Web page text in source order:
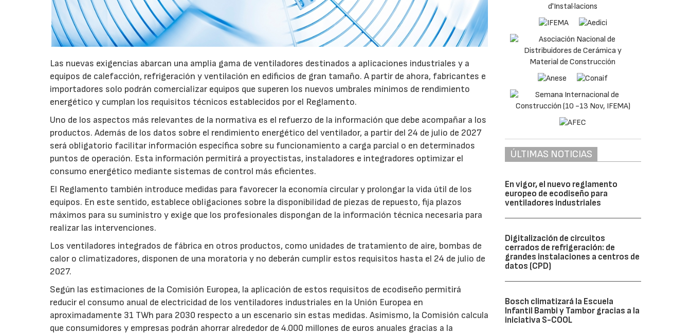
Las nuevas exigencias abarcan una amplia gama de ventiladores destinados a aplicaciones industriales y a
equipos de calefacción, refrigeración y ventilación en edificios de gran tamaño. A partir de ahora, fabricantes e
importadores solo podrán comercializar equipos que superen los nuevos umbrales mínimos de rendimiento
energético y cumplan los requisitos técnicos establecidos por el Reglamento.
Uno de los aspectos más relevantes de la normativa es el refuerzo de la información que debe acompañar a los
productos. Además de los datos sobre el rendimiento energético del ventilador, a partir del 24 de julio de 2027
será obligatorio facilitar información específica sobre su funcionamiento a carga parcial o en determinados
puntos de operación. Esta información permitirá a proyectistas, instaladores e integradores optimizar el
consumo energético mediante sistemas de control más eficientes.
El Reglamento también introduce medidas para favorecer la economía circular y prolongar la vida útil de los
equipos. En este sentido, establece obligaciones sobre la disponibilidad de piezas de repuesto, fija plazos
máximos para su suministro y exige que los profesionales dispongan de la información técnica necesaria para
realizar las intervenciones.
Los ventiladores integrados de fábrica en otros productos, como unidades de tratamiento de aire, bombas de
calor o climatizadores, disponen de una moratoria y no deberán cumplir estos requisitos hasta el 24 de julio de
2027.
Según las estimaciones de la Comisión Europea, la aplicación de estos requisitos de ecodiseño permitirá
reducir el consumo anual de electricidad de los ventiladores industriales en la Unión Europea en
aproximadamente 31 TWh para 2030 respecto a un escenario sin estas medidas. Asimismo, la Comisión calcula
que consumidores y empresas podrán ahorrar alrededor de 4.000 millones de euros anuales gracias a la
ÚLTIMAS NOTICIAS
En vigor, el nuevo reglamento
europeo de ecodiseño para
ventiladores industriales
Digitalización de circuitos
cerrados de refrigeración: de
grandes instalaciones a centros de
datos (CPD)
Bosch climatizará la Escuela
Infantil Bambi y Tambor gracias a la
iniciativa S-COOL